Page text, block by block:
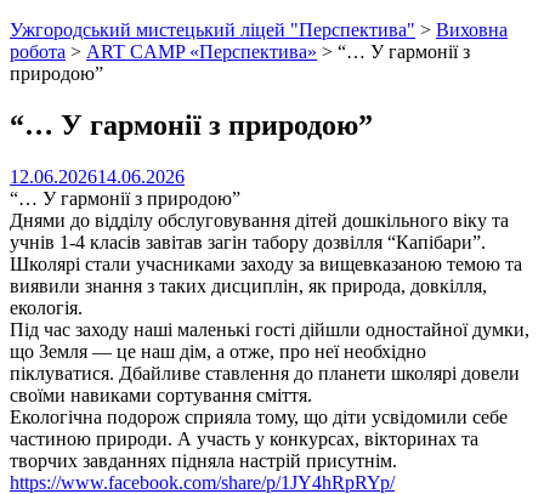
Ужгородський мистецький ліцей "Перспектива" > Виховна
робота > ART CAMP «Перспектива» > “… У гармонії з
природою”
“… У гармонії з природою”
12.06.202614.06.2026
“… У гармонії з природою”
Днями до відділу обслуговування дітей дошкільного віку та
учнів 1-4 класів завітав загін табору дозвілля “Капібари”.
Школярі стали учасниками заходу за вищевказаною темою та
виявили знання з таких дисциплін, як природа, довкілля,
екологія.
Під час заходу наші маленькі гості дійшли одностайної думки,
що Земля — це наш дім, а отже, про неї необхідно
піклуватися. Дбайливе ставлення до планети школярі довели
своїми навиками сортування сміття.
Екологічна подорож сприяла тому, що діти усвідомили себе
частиною природи. А участь у конкурсах, вікторинах та
творчих завданнях підняла настрій присутнім.
https://www.facebook.com/share/p/1JY4hRpRYp/